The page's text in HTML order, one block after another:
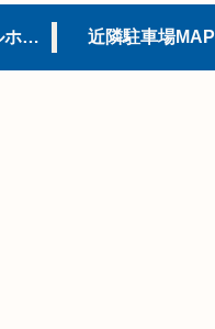
USJオフィシャルホテル 近隣駐車場MAP